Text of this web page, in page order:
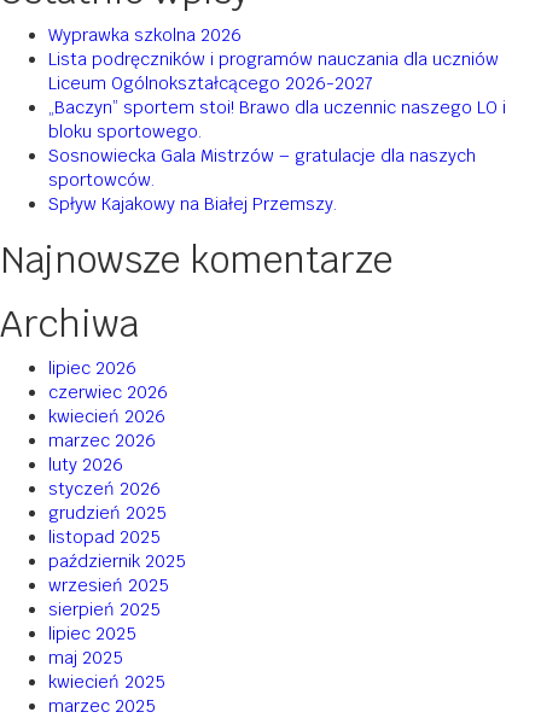
Wyprawka szkolna 2026
Lista podręczników i programów nauczania dla uczniów
Liceum Ogólnokształcącego 2026-2027
„Baczyn” sportem stoi! Brawo dla uczennic naszego LO i
bloku sportowego.
Sosnowiecka Gala Mistrzów – gratulacje dla naszych
sportowców.
Spływ Kajakowy na Białej Przemszy.
Najnowsze komentarze
Archiwa
lipiec 2026
czerwiec 2026
kwiecień 2026
marzec 2026
luty 2026
styczeń 2026
grudzień 2025
listopad 2025
październik 2025
wrzesień 2025
sierpień 2025
lipiec 2025
maj 2025
kwiecień 2025
marzec 2025